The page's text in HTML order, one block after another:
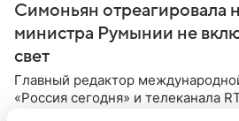
Симоньян отреагировала
министра Румынии не
свет
Главный редактор
«Россия сегодня» и телеканала